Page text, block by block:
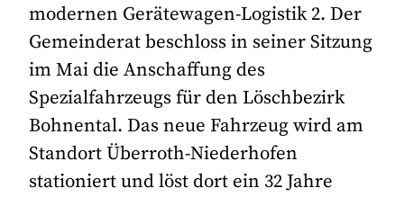
modernen Gerätewagen-Logistik 2. Der
Gemeinderat beschloss in seiner Sitzung
im Mai die Anschaffung des
Spezialfahrzeugs für den Löschbezirk
Bohnental. Das neue Fahrzeug wird am
Standort Überroth-Niederhofen
stationiert und löst dort ein 32 Jahre